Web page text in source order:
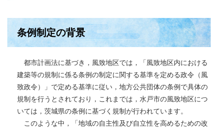
条例制定の背景
都市計画法に基づき，風致地区では，「風致地区内における
建築等の規制に係る条例の制定に関する基準を定める政令（風
致政令）」で定める基準に従い，地方公共団体の条例で具体の
規制を行うとされており，これまでは，水戸市の風致地区につ
いては，茨城県の条例に基づく規制が行われています。
このような中，「地域の自主性及び自立性を高めるための改